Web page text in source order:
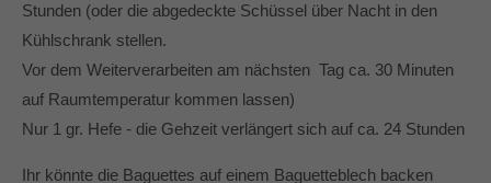
Stunden (oder die abgedeckte Schüssel über Nacht in den
Kühlschrank stellen.
Vor dem Weiterverarbeiten am nächsten Tag ca. 30 Minuten
auf Raumtemperatur kommen lassen)
Nur 1 gr. Hefe - die Gehzeit verlängert sich auf ca. 24 Stunden
Ihr könnte die Baguettes auf einem Baguetteblech backen